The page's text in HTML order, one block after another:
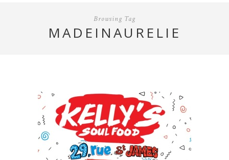
Browsing Tag
MADEINAURELIE